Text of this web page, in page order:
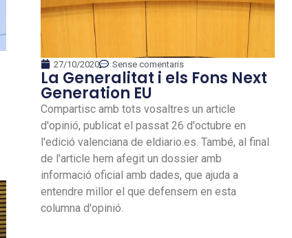
27/10/2020 Sense comentaris
La Generalitat i els Fons Next
Generation EU
Compartisc amb tots vosaltres un article
d'opinió, publicat el passat 26 d'octubre en
l'edició valenciana de eldiario.es. També, al final
de l'article hem afegit un dossier amb
informació oficial amb dades, que ajuda a
entendre millor el que defensem en esta
columna d'opinió.